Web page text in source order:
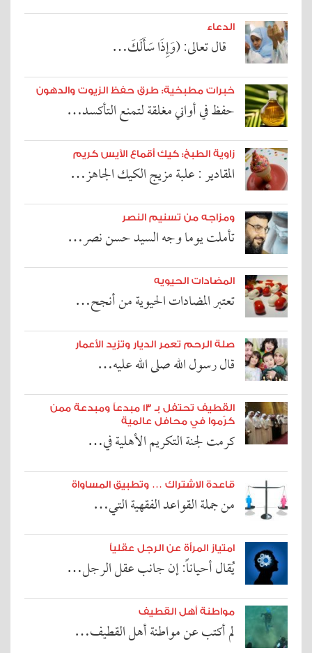
الدعاء
قال تعالى: (وَإِذَا سَأَلَكَ…
خبرات مطبخية: طرق حفظ الزيوت والدهون
حفظ في أواني مغلقة لتمنع التأكسد…
زاوية الطبخ: كيك أقماع الآيس كريم
المقادير : علبة مزيج الكيك الجاهز…
ومزاجه من تسنيم النصر
تأملت يوما وجه السيد حسن نصر…
المضادات الحيويه
تعتبر المضادات الحيوية من أنجح…
صلة الرحم تعمر الديار وتزيد الأعمار
قال رسول الله صلى الله عليه…
القطيف تحتفل بـ ١٣ مبدعاً ومبدعة ممن
كرّموا في محافل عالمية
كرمت لجنة التكريم الأهلية في…
قاعدة الاشتراك … وتطبيق المساواة
من جملة القواعد الفقهية التي…
امتياز المرأة عن الرجل عقلياً
يُقال أحياناً: إن جانب عقل الرجل…
مواطنة أهل القطيف
لم أكتب عن مواطنة أهل القطيف…